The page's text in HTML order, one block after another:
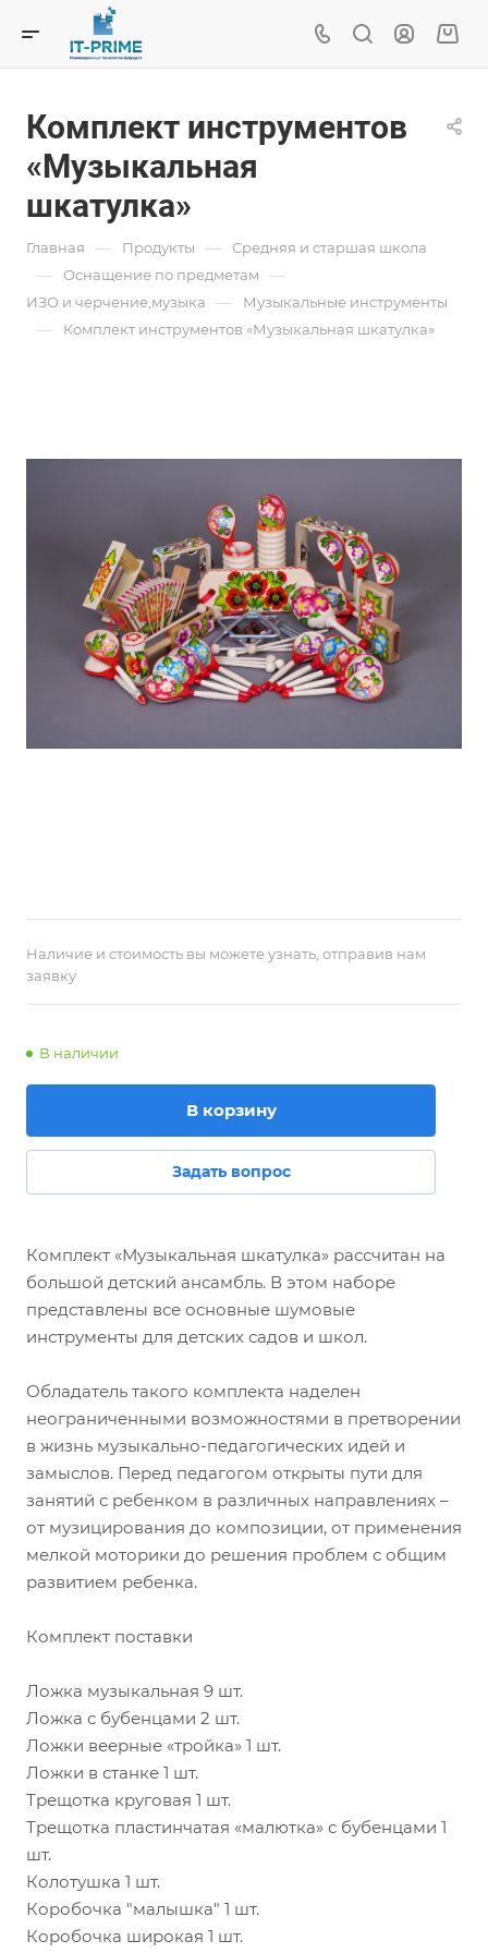
Комплект инструментов
«Музыкальная
шкатулка»
Главная — Продукты — Средняя и старшая школа
— Oснащение по предметам —
ИЗО и черчение,музыка — Музыкальные инструменты
— Комплект инструментов «Музыкальная шкатулка»
Наличие и стоимость вы можете узнать, отправив нам
заявку
В наличии
В корзину
Задать вопрос
Комплект «Музыкальная шкатулка» рассчитан на
большой детский ансамбль. В этом наборе
представлены все основные шумовые
инструменты для детских садов и школ.
Обладатель такого комплекта наделен
неограниченными возможностями в претворении
в жизнь музыкально-педагогических идей и
замыслов. Перед педагогом открыты пути для
занятий с ребенком в различных направлениях –
от музицирования до композиции, от применения
мелкой моторики до решения проблем с общим
развитием ребенка.
Комплект поставки
Ложка музыкальная 9 шт.
Ложка с бубенцами 2 шт.
Ложки веерные «тройка» 1 шт.
Ложки в станке 1 шт.
Трещотка круговая 1 шт.
Трещотка пластинчатая «малютка» с бубенцами 1
шт.
Колотушка 1 шт.
Коробочка "малышка" 1 шт.
Коробочка широкая 1 шт.